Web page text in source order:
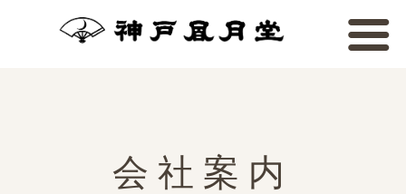
お菓子のご紹介
会社案内